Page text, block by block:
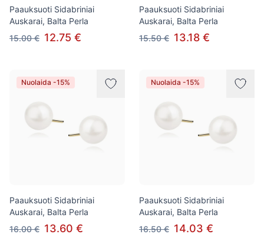
Paauksuoti Sidabriniai
Auskarai, Balta Perla
15.00 € 12.75 €
Paauksuoti Sidabriniai
Auskarai, Balta Perla
15.50 € 13.18 €
Nuolaida -15%
Paauksuoti Sidabriniai
Auskarai, Balta Perla
16.00 € 13.60 €
Nuolaida -15%
Paauksuoti Sidabriniai
Auskarai, Balta Perla
16.50 € 14.03 €